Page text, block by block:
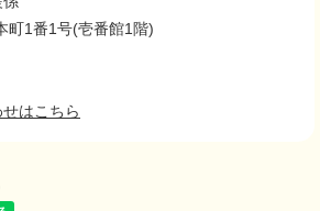
町1番1号(壱番館1階)
はこちら